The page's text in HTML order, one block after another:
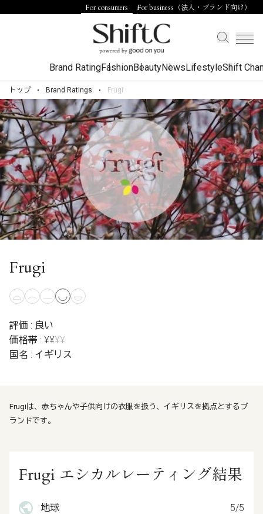
For consumers For business（法人・ブランド向け）
Brand RatingFashionBeautyNewsLifestyleShift
トップ Brand Ratings Frugi
Frugi
評価 : 良い
価格帯 : ¥¥¥¥
国名 : イギリス
Frugiは、赤ちゃんや子供向けの衣服を扱う、イギリスを拠点とするブ
ランドです。
Frugi エシカルレーティング結果
地球 5/5